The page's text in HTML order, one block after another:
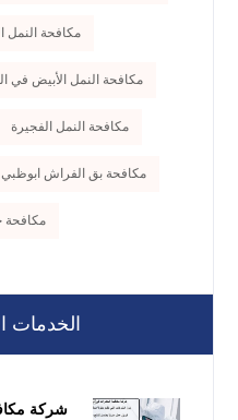
مكافحة النمل
مكافحة النمل الأبيض في
مكافحة النمل الفجيرة
مكافحة بق الفراش ابوظبي
الخدمات
شركة